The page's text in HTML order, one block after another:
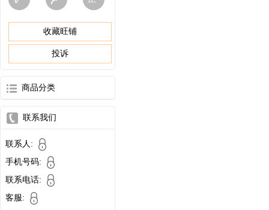
收藏旺铺
投诉
商品分类
联系我们
联系人:
手机号码:
联系电话:
客服: